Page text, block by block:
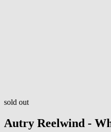
sold out
Autry Reelwind -